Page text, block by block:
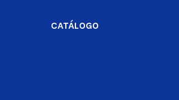
CATÁLOGO